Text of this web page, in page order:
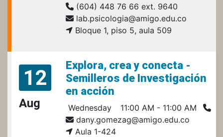
(604) 448 76 66 ext. 9640
lab.psicologia@amigo.edu.co
Bloque 1, piso 5, aula 509
12
Aug
Explora, crea y conecta -
Semilleros de Investigación
en acción
Wednesday
11:00 AM - 11:00 AM
dany.gomezag@amigo.edu.co
Aula 1-424